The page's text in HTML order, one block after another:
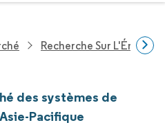
Recherche Sur
des systèmes de
Pacifique